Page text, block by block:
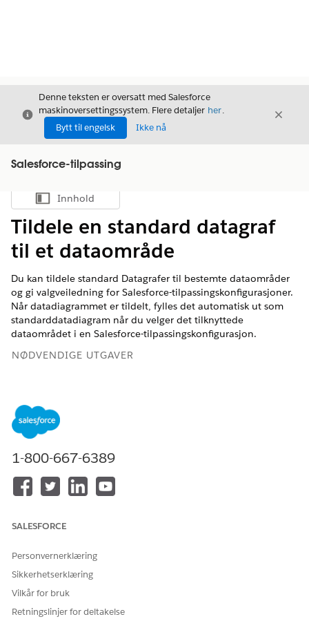
Avslutt
Denne teksten er oversatt med Salesforce
maskinoversettingssystem. Flere detaljer her.
Bytt til engelsk
Ikke nå
Avslutt
Salesforce-tilpassing
Vis innholdsfortegnelse
Innhold
Tildele en standard datagraf
til et dataområde
Du kan tildele standard Datagrafer til bestemte dataområder
og gi valgveiledning for Salesforce-tilpassingskonfigurasjoner.
Når datadiagrammet er tildelt, fylles det automatisk ut som
standarddatadiagram når du velger det tilknyttede
dataområdet i en Salesforce-tilpassingskonfigurasjon.
NØDVENDIGE UTGAVER
For å tildele standard
Datagrafer til dataområder:
Når du velger en standard datadiagram for et dataområde,
må du ta hensyn til disse punktene:
Tildelinger av profildatadiagram er aktivert som standard.
Når du slår av datadiagramstandarder med bryteren
til alle dataområder. Du kan ikke deaktivere bare én
standardtildeling.
Når du har tildelt et standard profildatagraf til et
1-800-667-6389
SALESFORCE
Personvernerklæring
Sikkerhetserklæring
Vilkår for bruk
Retningslinjer for deltakelse